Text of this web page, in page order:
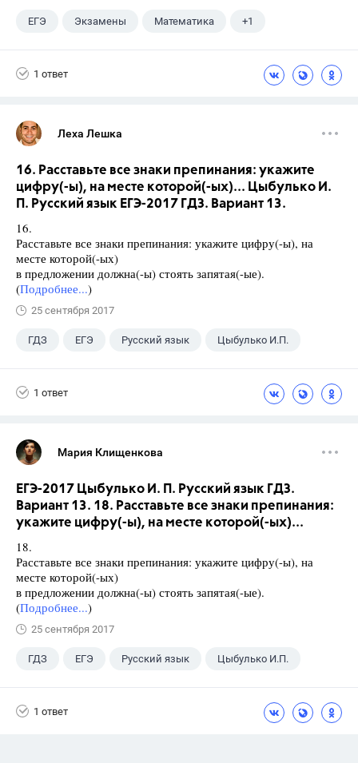
ЕГЭ Экзамены Математика +1
1 ответ
Леха Лешка
16. Расставьте все знаки препинания: укажите
цифру(-ы), на месте которой(-ых)... Цыбулько И.
П. Русский язык ЕГЭ-2017 ГДЗ. Вариант 13.
16.
Расставьте все знаки препинания: укажите цифру(-ы), на
месте которой(-ых)
в предложении должна(-ы) стоять запятая(-ые).
(Подробнее...)
25 сентября 2017
ГДЗ ЕГЭ Русский язык Цыбулько И.П.
1 ответ
Мария Клищенкова
ЕГЭ-2017 Цыбулько И. П. Русский язык ГДЗ.
Вариант 13. 18. Расставьте все знаки препинания:
укажите цифру(-ы), на месте которой(-ых)...
18.
Расставьте все знаки препинания: укажите цифру(-ы), на
месте которой(-ых)
в предложении должна(-ы) стоять запятая(-ые).
(Подробнее...)
25 сентября 2017
ГДЗ ЕГЭ Русский язык Цыбулько И.П.
1 ответ